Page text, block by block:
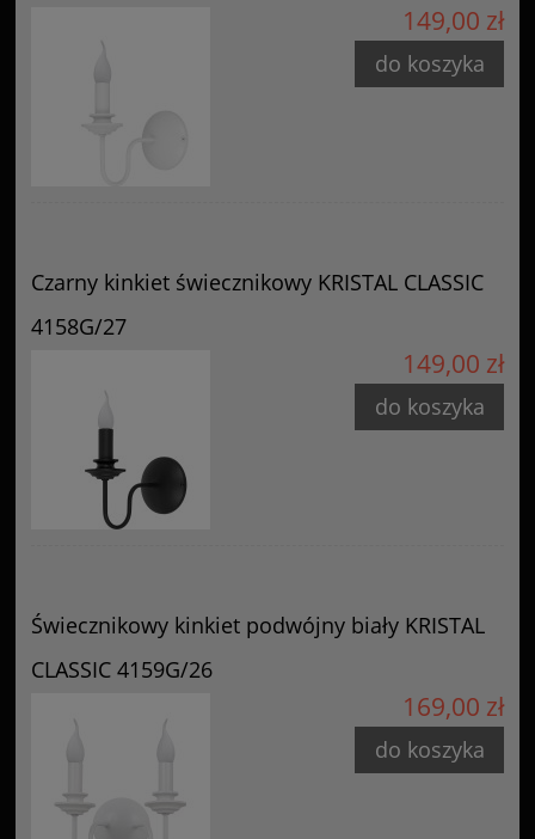
149,00 zł
do koszyka
Czarny kinkiet świecznikowy KRISTAL CLASSIC
4158G/27
149,00 zł
do koszyka
Świecznikowy kinkiet podwójny biały KRISTAL
CLASSIC 4159G/26
169,00 zł
do koszyka